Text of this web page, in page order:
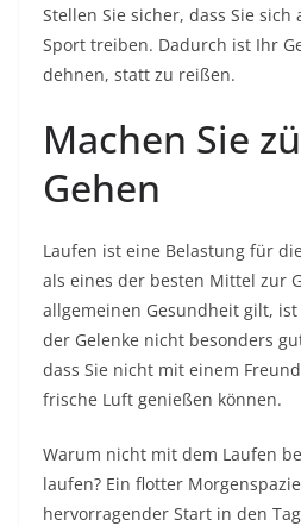
Stellen Sie sicher, dass Sie sich
Sport treiben. Dadurch ist Ihr
dehnen, statt zu reißen.
Machen Sie
Gehen
Laufen ist eine Belastung für
als eines der besten Mittel zur
allgemeinen Gesundheit gilt,
der Gelenke nicht besonders
dass Sie nicht mit einem
frische Luft genießen können.
Warum nicht mit dem Laufen
laufen? Ein flotter
hervorragender Start in den